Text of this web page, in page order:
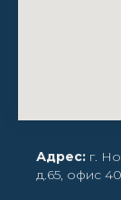
Адрес: г.
д.65, офис